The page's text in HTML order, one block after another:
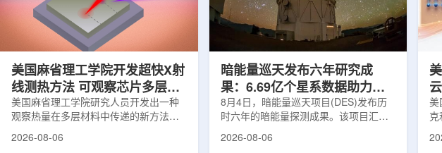
美国麻省理工学院开发超快X射
线测热方法 可观察芯片多层结
构热传递
美国麻省理工学院研究人员开发出一种
观察热量在多层材料中传递的新方法，
2026-08-06
暗能量巡天发布六年研究成
果：6.69亿个星系数据助力约
束宇宙加速膨胀
8月4日，暗能量巡天项目(DES)发布历
时六年的暗能量探测成果。该项目汇总
2026-08-06
响
美
克